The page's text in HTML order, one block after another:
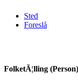
Sted
Foreslå
FolketÃ¦lling (Person)